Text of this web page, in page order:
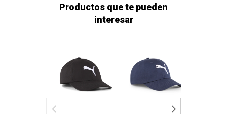
Productos que te pueden
interesar